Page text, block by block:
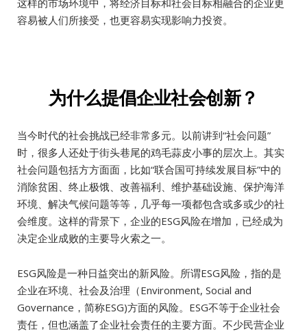
容易被人们所接受，也更容易实现影响力投资。
为什么提倡企业社会创新？
当今时代的社会挑战已经非常多元。以前讲到“社会问题”
时，很多人还处于街头巷尾的鸡毛蒜皮小事的层次上。其实
社会问题包括方方面面，比如“联合国可持续发展目标”中的
消除贫困、终止极饿、改善福利、维护基础设施、保护海洋
环境、解决气候问题等等，几乎每一项都包含或多或少的社
会维度。这样的背景下，企业的ESG风险在增加，已经成为
决定企业成败的主要导火索之一。
ESG风险是一种日益突出的新风险。所谓ESG风险，指的是
企业在环境、社会及治理（Environment, Social and
Governance，简称ESG)方面的风险。ESG不等于企业社会
责任，但也涵盖了企业社会责任的主要方面。不少民营企业